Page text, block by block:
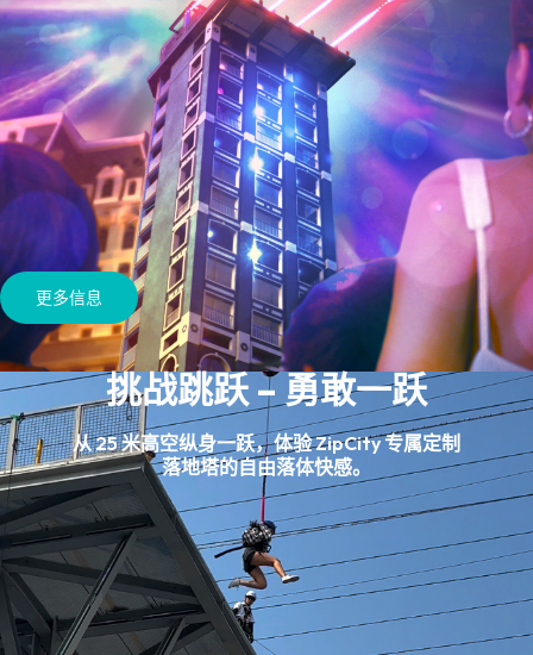
更多信息
挑战跳跃 – 勇敢一跃
从 25 米高空纵身一跃，体验 ZipCity 专属定制
落地塔的自由落体快感。